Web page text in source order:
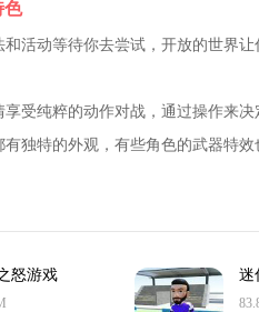
色
和活动等待你去尝试，开放的世界
享受纯粹的动作对战，通过操作来
有独特的外观，有些角色的武器特效
怒游戏 迷